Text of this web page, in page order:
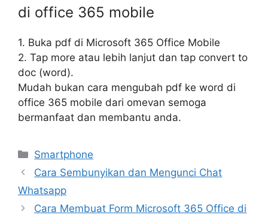
di office 365 mobile
1. Buka pdf di Microsoft 365 Office Mobile
2. Tap more atau lebih lanjut dan tap convert to
doc (word).
Mudah bukan cara mengubah pdf ke word di
office 365 mobile dari omevan semoga
bermanfaat dan membantu anda.
Categories
Smartphone
Cara Sembunyikan dan Mengunci Chat
Whatsapp
Cara Membuat Form Microsoft 365 Office di